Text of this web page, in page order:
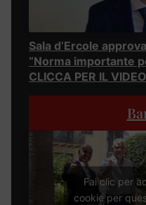
Sala d’Ercole
“Norma importante
CLICCA PER IL VIDEO
Fai clic per
cookie per